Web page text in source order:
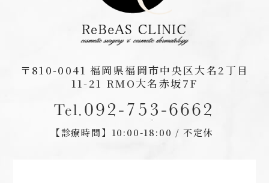
〒810-0041 福岡県福岡市中央区大名2丁目
11-21 RMO大名赤坂7F
Tel.092-753-6662
【診療時間】 10:00-18:00 / 不定休